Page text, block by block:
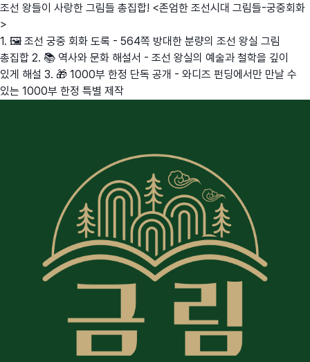
조선 왕들이 사랑한 그림들 총집합! <존엄한 조선시대 그림들-궁중회화
>
1. 🖼️ 조선 궁중 회화 도록 - 564쪽 방대한 분량의 조선 왕실 그림
총집합 2. 📚 역사와 문화 해설서 - 조선 왕실의 예술과 철학을 깊이
있게 해설 3. 🎁 1000부 한정 단독 공개 - 와디즈 펀딩에서만 만날 수
있는 1000부 한정 특별 제작